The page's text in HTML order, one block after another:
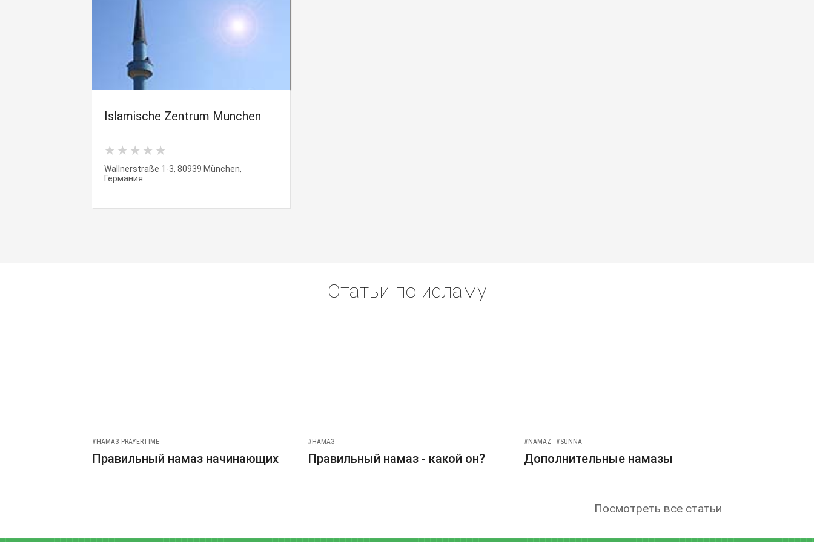
Islamische Zentrum Munchen
Wallnerstraße 1-3, 80939 München,
Германия
Статьи по исламу
#НАМАЗ PRAYERTIME
Правильный намаз начинающих
#НАМАЗ
Правильный намаз - какой он?
#NAMAZ #SUNNA
Дополнительные намазы
Посмотреть все статьи